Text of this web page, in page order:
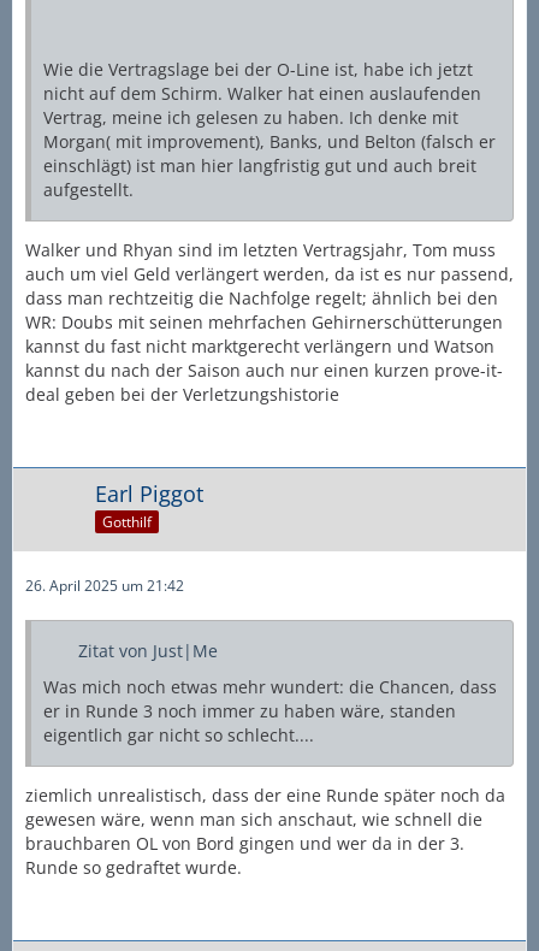
Wie die Vertragslage bei der O-Line ist, habe ich jetzt
nicht auf dem Schirm. Walker hat einen auslaufenden
Vertrag, meine ich gelesen zu haben. Ich denke mit
Morgan( mit improvement), Banks, und Belton (falsch er
einschlägt) ist man hier langfristig gut und auch breit
aufgestellt.
Walker und Rhyan sind im letzten Vertragsjahr, Tom muss
auch um viel Geld verlängert werden, da ist es nur passend,
dass man rechtzeitig die Nachfolge regelt; ähnlich bei den
WR: Doubs mit seinen mehrfachen Gehirnerschütterungen
kannst du fast nicht marktgerecht verlängern und Watson
kannst du nach der Saison auch nur einen kurzen prove-it-
deal geben bei der Verletzungshistorie
Earl Piggot
Gotthilf
26. April 2025 um 21:42
Zitat von Just|Me
Was mich noch etwas mehr wundert: die Chancen, dass
er in Runde 3 noch immer zu haben wäre, standen
eigentlich gar nicht so schlecht....
ziemlich unrealistisch, dass der eine Runde später noch da
gewesen wäre, wenn man sich anschaut, wie schnell die
brauchbaren OL von Bord gingen und wer da in der 3.
Runde so gedraftet wurde.